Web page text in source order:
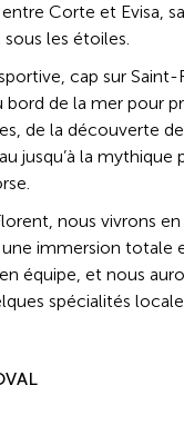
Corte et Evisa,
les étoiles.
cap sur
de la mer pour
de la découverte
jusqu’à la mythique
nous vivrons
immersion totale
équipe, et nous
spécialités